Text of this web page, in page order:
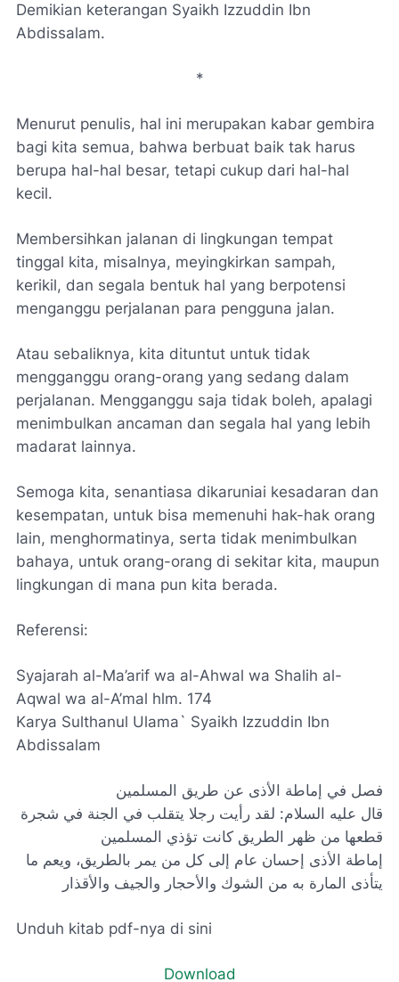
Demikian keterangan Syaikh Izzuddin Ibn
Abdissalam.
*
Menurut penulis, hal ini merupakan kabar gembira
bagi kita semua, bahwa berbuat baik tak harus
berupa hal-hal besar, tetapi cukup dari hal-hal
kecil.
Membersihkan jalanan di lingkungan tempat
tinggal kita, misalnya, meyingkirkan sampah,
kerikil, dan segala bentuk hal yang berpotensi
menganggu perjalanan para pengguna jalan.
Atau sebaliknya, kita dituntut untuk tidak
mengganggu orang-orang yang sedang dalam
perjalanan. Mengganggu saja tidak boleh, apalagi
menimbulkan ancaman dan segala hal yang lebih
madarat lainnya.
Semoga kita, senantiasa dikaruniai kesadaran dan
kesempatan, untuk bisa memenuhi hak-hak orang
lain, menghormatinya, serta tidak menimbulkan
bahaya, untuk orang-orang di sekitar kita, maupun
lingkungan di mana pun kita berada.
Referensi:
Syajarah al-Ma’arif wa al-Ahwal wa Shalih al-
Aqwal wa al-A’mal hlm. 174
Karya Sulthanul Ulama` Syaikh Izzuddin Ibn
Abdissalam
فصل في إماطة الأذى عن طريق المسلمين
قال عليه السلام: لقد رأيت رجلا يتقلب في الجنة في شجرة
قطعها من ظهر الطريق كانت تؤذي المسلمين
إماطة الأذى إحسان عام إلى كل من يمر بالطريق، ويعم ما
يتأذى المارة به من الشوك والأحجار والجيف والأقذار
Unduh kitab pdf-nya di sini
Download